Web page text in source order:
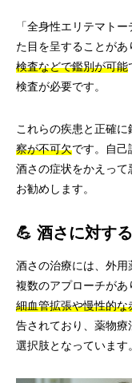
「全身性エリテマト
た目を呈することがあ
検査などで鑑別が可能
検査が必要です。
これらの疾患と正確に
察が不可欠です。自己
酒さの症状をかえっ
お勧めします。
💪 酒さに対す
酒さの治療には、外
複数のアプローチがあ
細血管拡張や慢性的
告されており、薬物
選択肢となっています。